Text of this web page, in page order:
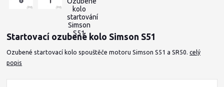
Startovací ozubené kolo Simson S51
Ozubené startovací kolo spouštěče motoru Simson S51 a SR50.celý
popis